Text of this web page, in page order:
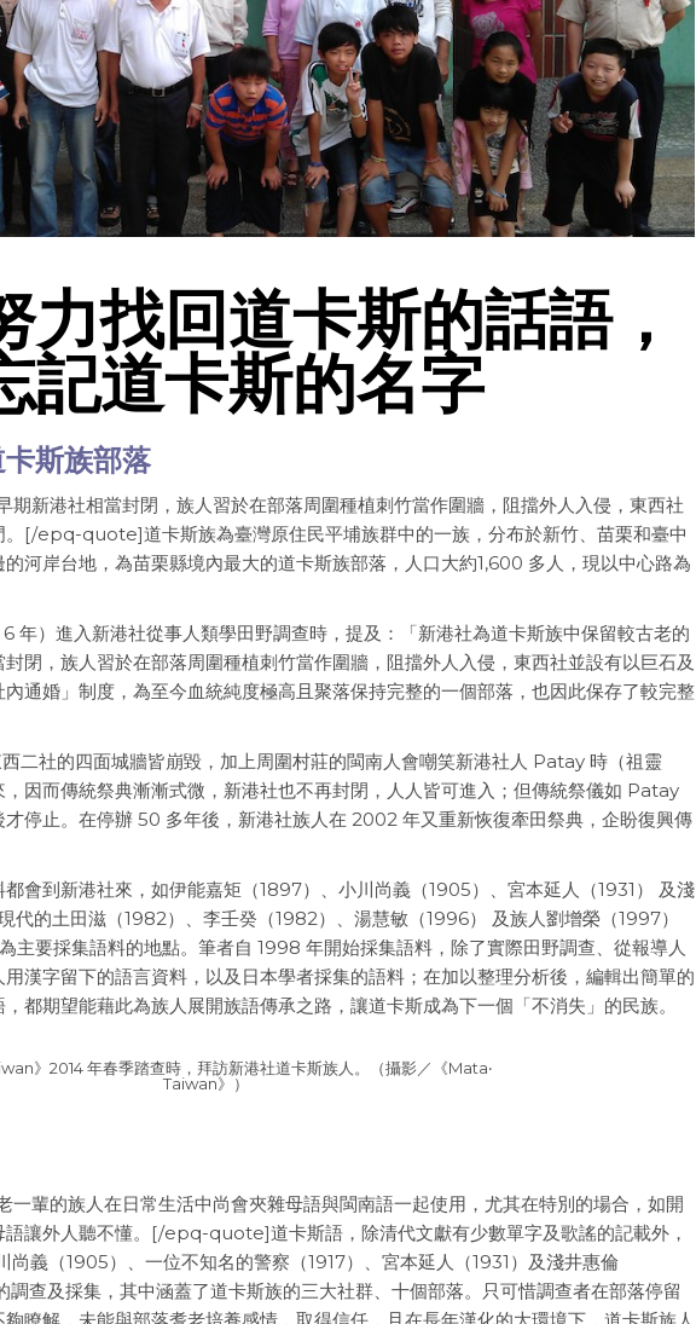
力找回道卡斯的話語，
記道卡斯的名字
斯族部落
港社相當封閉，族人習於在部落周圍種植刺竹當作圍牆，阻擋外人入侵，東西社
。[/epq-quote]道卡斯族為臺灣原住民平埔族群中的一族，分布於新竹、苗栗和臺中
河岸台地，為苗栗縣境內最大的道卡斯族部落，人口大約1,600 多人，現以中心路為
年）進入新港社從事人類學田野調查時，提及：「新港社為道卡斯族中保留較古老的
閉，族人習於在部落周圍種植刺竹當作圍牆，阻擋外人入侵，東西社並設有以巨石及
通婚」制度，為至今血統純度極高且聚落保持完整的一個部落，也因此保存了較完整
二社的四面城牆皆崩毀，加上周圍村莊的閩南人會嘲笑新港社人 Patay 時（祖靈
因而傳統祭典漸漸式微，新港社也不再封閉，人人皆可進入；但傳統祭儀如 Patay
停止。在停辦 50 多年後，新港社族人在 2002 年又重新恢復牽田祭典，企盼復興傳
會到新港社來，如伊能嘉矩（1897）、小川尚義（1905）、宮本延人（1931） 及淺
代的土田滋（1982）、李壬癸（1982）、湯慧敏（1996） 及族人劉增榮（1997）
主要採集語料的地點。筆者自 1998 年開始採集語料，除了實際田野調查、從報導人
漢字留下的語言資料，以及日本學者採集的語料；在加以整理分析後，編輯出簡單的
都期望能藉此為族人展開族語傳承之路，讓道卡斯成為下一個「不消失」的民族。
》2014 年春季踏查時，拜訪新港社道卡斯族人。（攝影／《Mata‧
Taiwan》）
的族人在日常生活中尚會夾雜母語與閩南語一起使用，尤其在特別的場合，如開
語讓外人聽不懂。[/epq-quote]道卡斯語，除清代文獻有少數單字及歌謠的記載外，
尚義（1905）、一位不知名的警察（1917）、宮本延人（1931）及淺井惠倫
調查及採集，其中涵蓋了道卡斯族的三大社群、十個部落。只可惜調查者在部落停留
瞭解，未能與部落耆老培養感情，取得信任，且在長年漢化的大環境下，道卡斯族人